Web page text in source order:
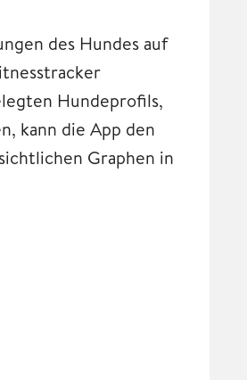
des Hundes auf
Hundeprofils,
kann die App den
Graphen in